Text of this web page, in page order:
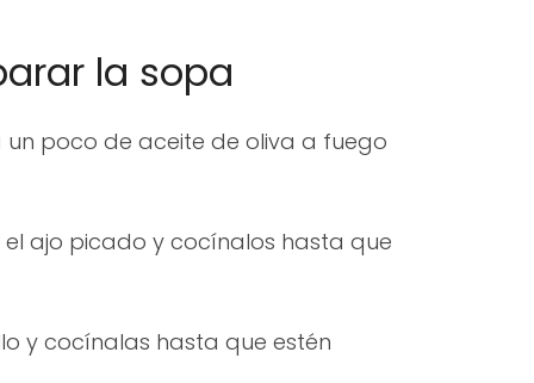
la sopa
un poco de aceite de oliva a fuego
ajo picado y cocínalos hasta que
y cocínalas hasta que estén